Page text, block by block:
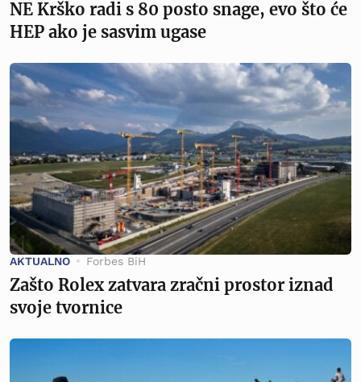
NE Krško radi s 80 posto snage, evo što će
HEP ako je sasvim ugase
AKTUALNO Forbes BiH
Zašto Rolex zatvara zračni prostor iznad
svoje tvornice